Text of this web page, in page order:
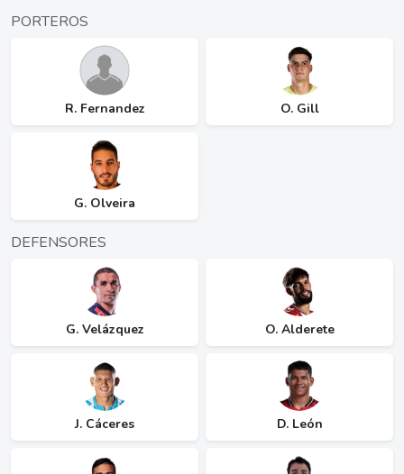
PORTEROS
R. Fernandez O. Gill
G. Olveira
DEFENSORES
G. Velázquez O. Alderete
J. Cáceres D. León